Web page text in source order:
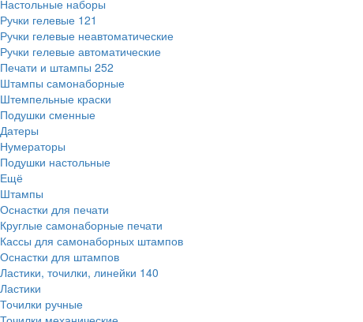
Настольные наборы
Ручки гелевые 121
Ручки гелевые неавтоматические
Ручки гелевые автоматические
Печати и штампы 252
Штампы самонаборные
Штемпельные краски
Подушки сменные
Датеры
Нумераторы
Подушки настольные
Ещё
Штампы
Оснастки для печати
Круглые самонаборные печати
Кассы для самонаборных штампов
Оснастки для штампов
Ластики, точилки, линейки 140
Ластики
Точилки ручные